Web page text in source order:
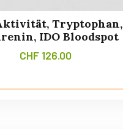
Tryptophan,
IDO Bloodspot
CHF126.00